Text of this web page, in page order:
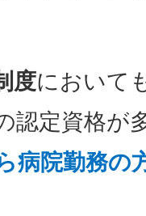
度において
認定資格が
病院勤務の